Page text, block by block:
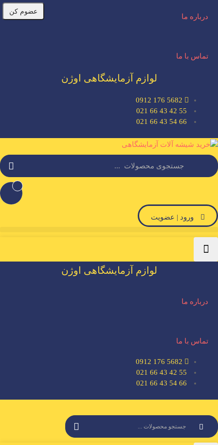
درباره ما
تماس با ما
لوازم آزمایشگاهی اوژن
5682 176 0912
55 42 43 66 021
66 54 43 66 021
ورود | عضویت
لوازم آزمایشگاهی اوژن
درباره ما
تماس با ما
5682 176 0912
55 42 43 66 021
66 54 43 66 021
عضوم کن